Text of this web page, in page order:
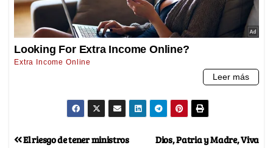
Dios, Patria y Madre, Viva
El riesgo de tener ministros